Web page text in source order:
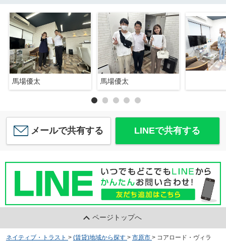
馬場優太 馬場優太
メールで共有する LINEで共有する
ページトップへ
ネイティブ・トラスト > (賃貸)地域から探す > 市原市 > コアロード・ヴィラ